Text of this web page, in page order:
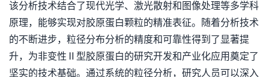
该分析技术结合了现代光学、激光散射和图像处理等多学科
原理，能够实现对胶原蛋白颗粒的精准表征。随着分析技术
的不断进步，粒径分布分析的精度和可靠性得到了显著提
升，为非变性Ⅱ型胶原蛋白的研究开发和产业化应用奠定了
坚实的技术基础。通过系统的粒径分析，研究人员可以深入